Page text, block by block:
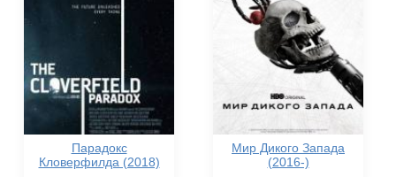
Парадокс
Кловерфилда (2018)
Мир Дикого Запада
(2016-)